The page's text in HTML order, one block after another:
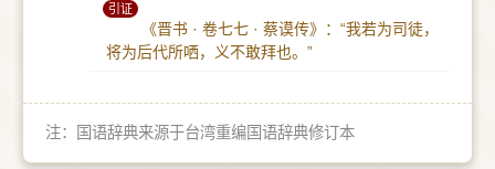
引证
《晋书 · 卷七七 · 蔡谟传》：“我若为司徒，
将为后代所哂，义不敢拜也。”
注：国语辞典来源于台湾重编国语辞典修订本